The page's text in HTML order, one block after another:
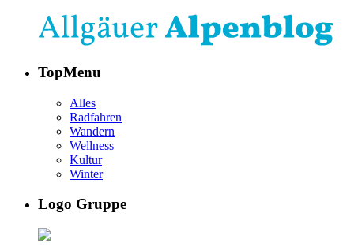
TopMenu
Alles
Radfahren
Wandern
Wellness
Kultur
Winter
Logo Gruppe